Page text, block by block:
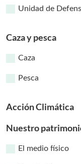
Unidad de
Caza y pesca
Caza
Pesca
Acción Climática
Nuestro
El medio físico